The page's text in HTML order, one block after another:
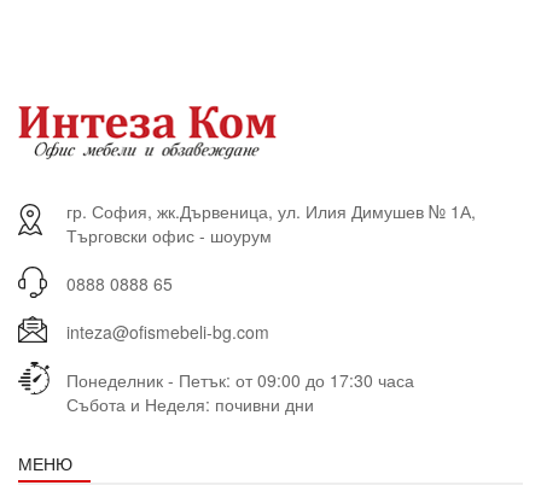
гр. София, жк.Дървеница, ул. Илия Димушев № 1А,
Търговски офис - шоурум
0888 0888 65
inteza@ofismebeli-bg.com
Понеделник - Петък: от 09:00 до 17:30 часа
Събота и Неделя: почивни дни
МЕНЮ